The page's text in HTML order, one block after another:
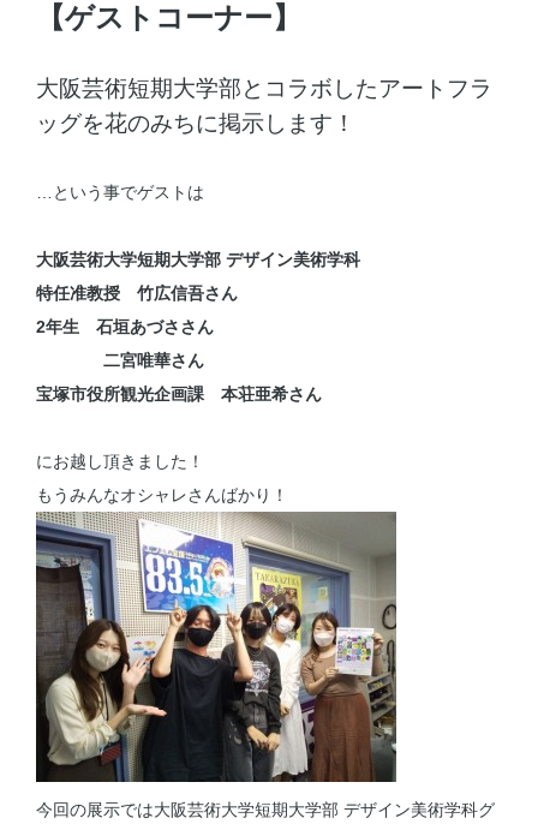
【ゲストコーナー】
大阪芸術短期大学部とコラボしたアートフラ
ッグを花のみちに掲示します！
…という事でゲストは
大阪芸術大学短期大学部 デザイン美術学科
特任准教授 竹広信吾さん
2年生 石垣あづささん
二宮唯華さん
宝塚市役所観光企画課 本荘亜希さん
にお越し頂きました！
もうみんなオシャレさんばかり！
今回の展示では大阪芸術大学短期大学部 デザイン美術学科グ